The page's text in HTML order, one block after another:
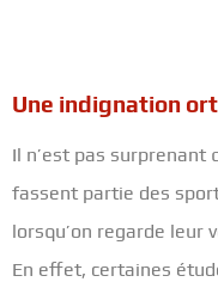
Une indignation
Il n’est pas surprenant
fassent partie des
lorsqu’on regarde leur
En effet, certaines